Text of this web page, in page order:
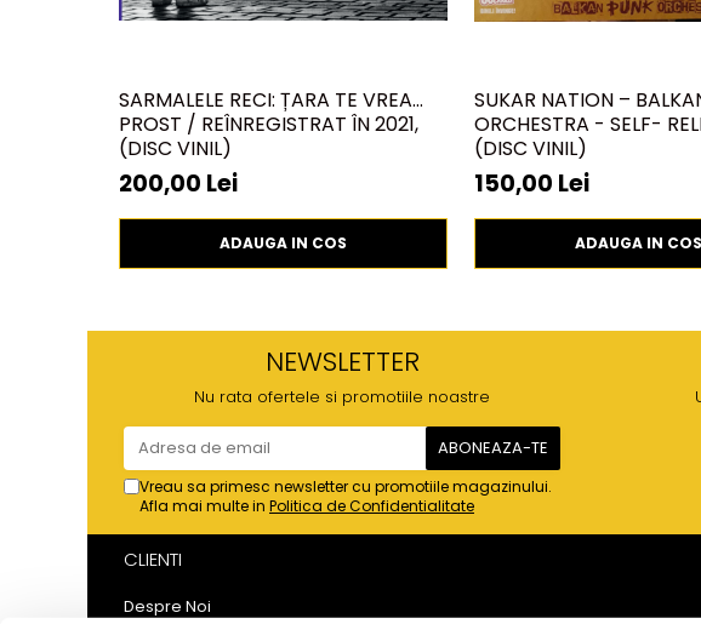
SARMALELE RECI: ȚARA TE VREA
PROST / REÎNREGISTRAT ÎN 2021,
(DISC VINIL)
200,00 Lei
ADAUGA IN COS
SUKAR NATION –
ORCHESTRA - SELF-
(DISC VINIL)
150,00 Lei
ADAUGA IN COS
NEWSLETTER
Nu rata ofertele si promotiile noastre
Vreau sa primesc newsletter cu promotiile magazinului.
Afla mai multe in Politica de Confidentialitate
CLIENTI
Despre Noi